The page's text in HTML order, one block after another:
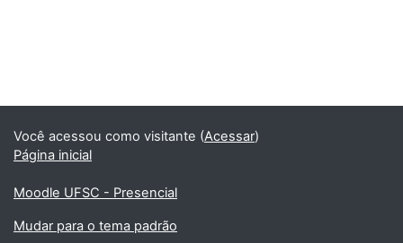
Você acessou como visitante (Acessar)
Página inicial
Moodle UFSC - Presencial
Mudar para o tema padrão